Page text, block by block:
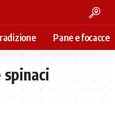
Pane e focacce